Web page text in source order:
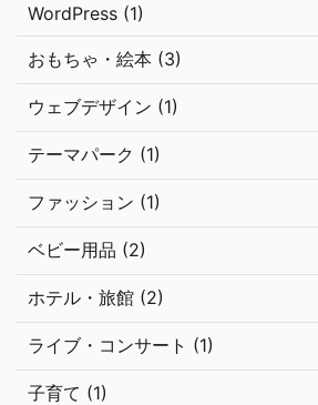
WordPress (1)
おもちゃ・絵本 (3)
ウェブデザイン (1)
テーマパーク (1)
ファッション (1)
ベビー用品 (2)
ホテル・旅館 (2)
ライブ・コンサート (1)
子育て (1)